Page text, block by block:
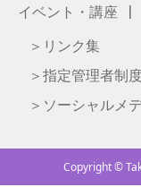
イベント・講座
リンク集
指定管理者制
ソーシャルメ
Copyright ©